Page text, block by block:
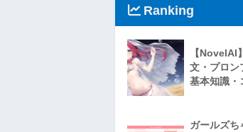
Ranking
【NovelAI
文・プロン
基本知識・
ガールズち